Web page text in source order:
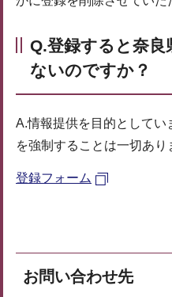
Q.登録すると奈
ないのですか？
A.情報提供を目的としてい
を強制することは一切あり
登録フォーム
お問い合わせ先